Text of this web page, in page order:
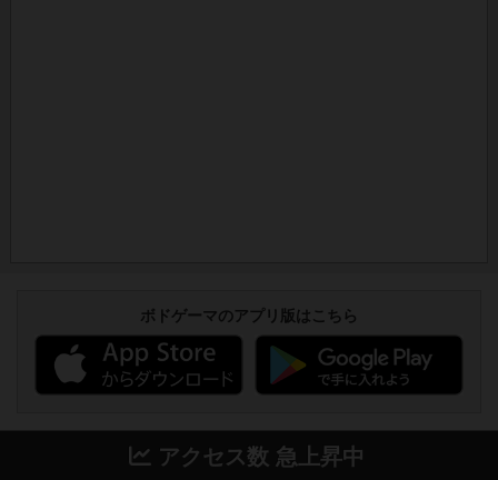
ボドゲーマのアプリ版はこちら
アクセス数 急上昇中